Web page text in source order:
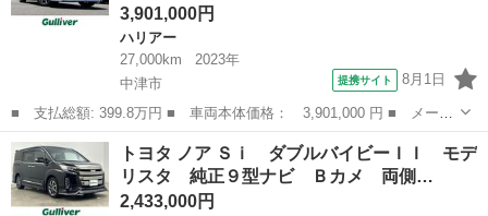
3,901,000円
ハリアー
27,000km
2023年
中津市
提携サイト 8月1日
■ 支払総額: 399.8万円 ■ 車両本体価格： 3,901,000 円 ■ メーカ
ー名： トヨタ ■ 車種名： ハリアーハイブリッド ■ グレード
名： Ｇ モデリスタエアロ 純正１２．３型ディスプレイオーディ
オ バック...
大分 中津市 ハリアー
トヨタ ノア Ｓｉ ダブルバイビーＩＩ モデ
リスタ 純正９型ナビ Ｂカメ 両側…
2,433,000円